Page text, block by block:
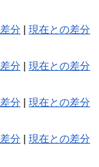
差分 |現在との差分
差分 |現在との差分
差分 |現在との差分
差分 |現在との差分